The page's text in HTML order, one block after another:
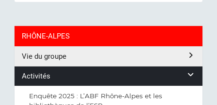
RHÔNE-ALPES
Vie du groupe
Activités
Enquête 2025 : L’ABF Rhône-Alpes et les